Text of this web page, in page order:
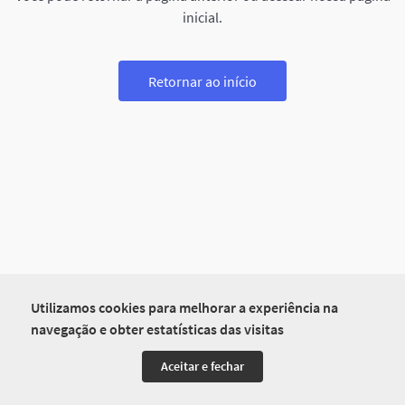
Utilizamos cookies para melhorar a experiência na
navegação e obter estatísticas das visitas
Aceitar e fechar
inicial.
Retornar ao início